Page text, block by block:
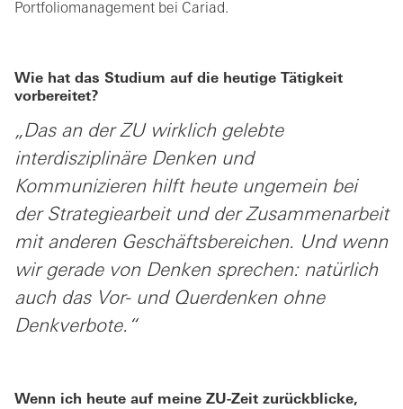
Portfoliomanagement bei Cariad.
Wie hat das Studium auf die heutige Tätigkeit
vorbereitet?
„Das an der ZU wirklich gelebte
interdisziplinäre Denken und
Kommunizieren hilft heute ungemein bei
der Strategiearbeit und der Zusammenarbeit
mit anderen Geschäftsbereichen. Und wenn
wir gerade von Denken sprechen: natürlich
auch das Vor- und Querdenken ohne
Denkverbote.“
Wenn ich heute auf meine ZU-Zeit zurückblicke,